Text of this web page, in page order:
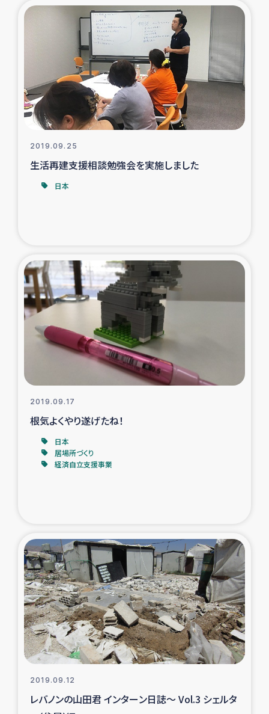
トルコ・シリア地震被災者支援
デニヤヤ小規模紅茶農家支援
コーヒー生産者支援
アイナロ県マウベシ郡でのコーヒー畑改善事業
ベイルート大規模爆発被災者支援
2019.09.25
生活再建支援相談勉強会を実施しました
日本
2019.09.17
根気よくやり遂げたね！
日本
居場所づくり
経済自立支援事業
2019.09.12
レバノンの山田君 インターン日誌～ Vol.3 シェルタ